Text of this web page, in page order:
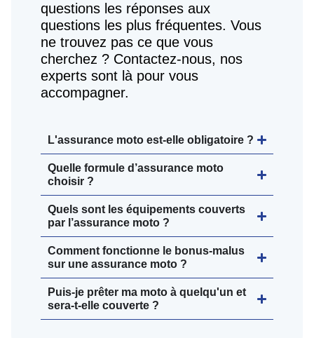
questions les réponses aux
questions les plus fréquentes. Vous
ne trouvez pas ce que vous
cherchez ? Contactez-nous, nos
experts sont là pour vous
accompagner.
L'assurance moto est-elle obligatoire ?
Quelle formule d’assurance moto
choisir ?
Quels sont les équipements couverts
par l’assurance moto ?
Comment fonctionne le bonus-malus
sur une assurance moto ?
Puis-je prêter ma moto à quelqu'un et
sera-t-elle couverte ?